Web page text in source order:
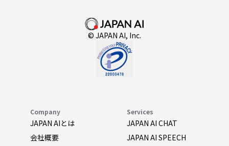
© JAPAN AI, Inc.
Company
JAPAN AIとは
会社概要
Services
JAPAN AI CHAT
JAPAN AI SPEECH